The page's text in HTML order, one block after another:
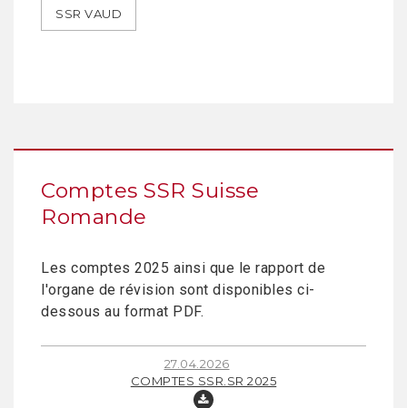
SSR VAUD
Comptes SSR Suisse
Romande
Les comptes 2025 ainsi que le rapport de
l'organe de révision sont disponibles ci-
dessous au format PDF.
27.04.2026
COMPTES SSR.SR 2025